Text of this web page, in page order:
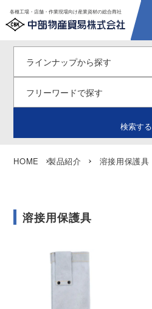
各種工場・店舗・作業現場向け産業資材の総合商社
検索する
HOME 製品紹介 溶接用保護具
溶接用保護具